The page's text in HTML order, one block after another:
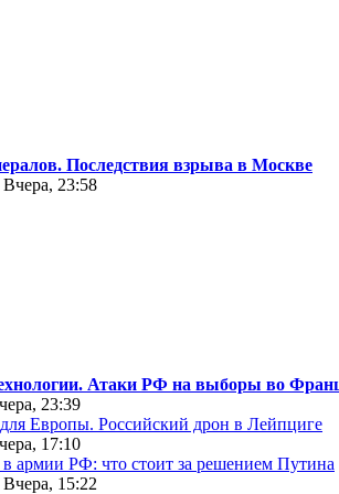
Последствия взрыва в Москве
23:58
Атаки РФ на выборы во
23:39
Европы. Российский дрон в Лейпциге
17:10
армии РФ: что стоит за решением Путина
15:22